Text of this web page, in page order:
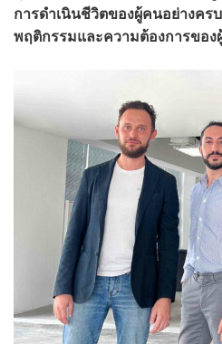
การดำเนินชีวิตของผู้คนอย่างคร
พฤติกรรมและความต้องการขอ